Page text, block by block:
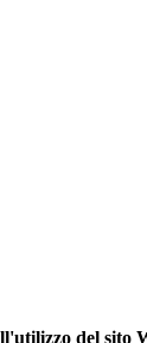
del sito